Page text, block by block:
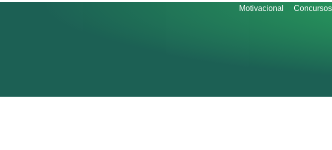
Motivacional Concursos